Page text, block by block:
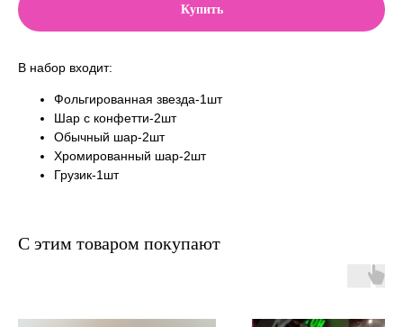
Купить
В набор входит:
Фольгированная звезда-1шт
Шар с конфетти-2шт
Обычный шар-2шт
Хромированный шар-2шт
Грузик-1шт
С этим товаром покупают